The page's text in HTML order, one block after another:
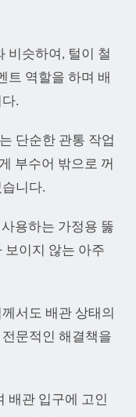
비슷하여, 털이 철
트 역할을 하며 배
.
단순한 관통 작업
부수어 밖으로 꺼
니다.
용하는 가정용 뚫
보이지 않는 아주
서도 배관 상태의
문적인 해결책을
배관 입구에 고인